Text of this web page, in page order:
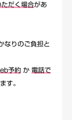
だく場合があ
なりのご負担と
予約 か 電話で
す。